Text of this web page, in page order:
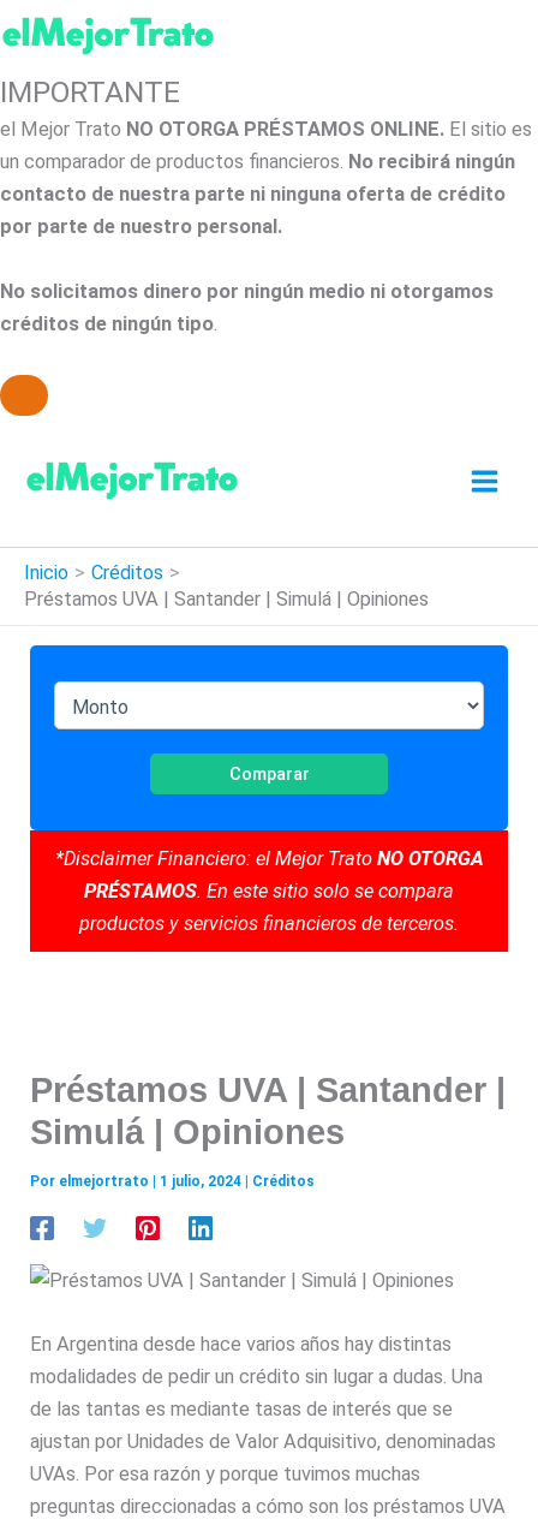
IMPORTANTE
el Mejor Trato NO OTORGA PRÉSTAMOS ONLINE. El sitio es
un comparador de productos financieros. No recibirá ningún
contacto de nuestra parte ni ninguna oferta de crédito
por parte de nuestro personal.
No solicitamos dinero por ningún medio ni otorgamos
créditos de ningún tipo.
contenido
Inicio
Créditos
Préstamos UVA | Santander | Simulá | Opiniones
Comparar
*Disclaimer Financiero: el Mejor Trato NO OTORGA
PRÉSTAMOS. En este sitio solo se compara
productos y servicios financieros de terceros.
Préstamos UVA | Santander |
Simulá | Opiniones
Por elmejortrato 1 julio, 2024 Créditos
En Argentina desde hace varios años hay distintas
modalidades de pedir un crédito sin lugar a dudas. Una
de las tantas es mediante tasas de interés que se
ajustan por Unidades de Valor Adquisitivo, denominadas
UVAs. Por esa razón y porque tuvimos muchas
preguntas direccionadas a cómo son los préstamos UVA